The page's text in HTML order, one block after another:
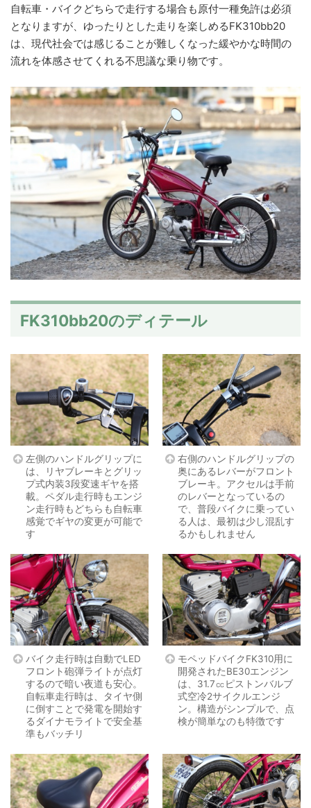
自転車・バイクどちらで走行する場合も原付一種免許は必須
となりますが、ゆったりとした走りを楽しめるFK310bb20
は、現代社会では感じることが難しくなった緩やかな時間の
流れを体感させてくれる不思議な乗り物です。
FK310bb20のディテール
左側のハンドルグリップに
は、リヤブレーキとグリッ
プ式内装3段変速ギヤを搭
載。ペダル走行時もエンジ
ン走行時もどちらも自転車
感覚でギヤの変更が可能で
す
右側のハンドルグリップの
奥にあるレバーがフロント
ブレーキ。アクセルは手前
のレバーとなっているの
で、普段バイクに乗ってい
る人は、最初は少し混乱す
るかもしれません
バイク走行時は自動でLED
フロント砲弾ライトが点灯
するので暗い夜道も安心。
自転車走行時は、タイヤ側
に倒すことで発電を開始す
るダイナモライトで安全基
準もバッチリ
モペッドバイクFK310用に
開発されたBE30エンジン
は、31.7㏄ピストンバルブ
式空冷2サイクルエンジ
ン。構造がシンプルで、点
検が簡単なのも特徴です